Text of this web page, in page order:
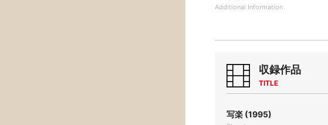
Additional Information
収録作品
TITLE
写楽 (1995)